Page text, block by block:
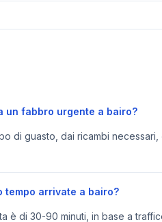
un fabbro urgente a bairo?
di guasto, dai ricambi
tempo arrivate a bairo?
è di 30-90 minuti, in base a